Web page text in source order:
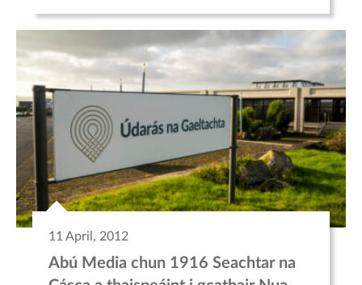
11 April, 2012
Abú Media chun 1916 Seachtar na